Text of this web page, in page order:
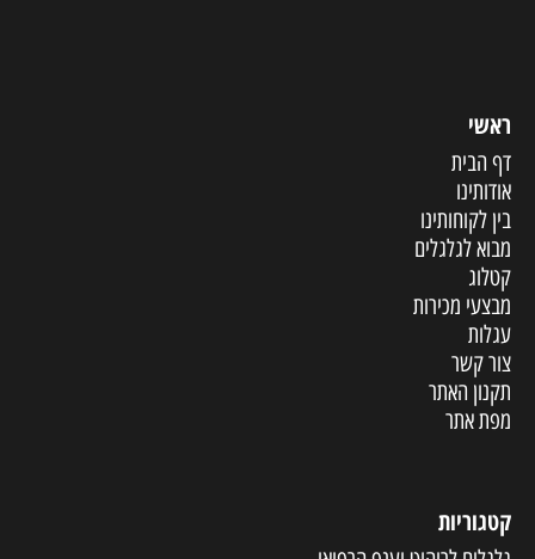
ראשי
דף הבית
אודותינו
בין לקוחותינו
מבוא לגלגלים
קטלוג
מבצעי מכירות
עגלות
צור קשר
תקנון האתר
מפת אתר
קטגוריות